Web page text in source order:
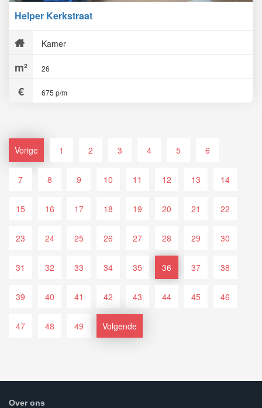
Helper Kerkstraat
Kamer
26
675 p/m
Vorige 1 2 3 4 5 6
7 8 9 10 11 12 13 14
15 16 17 18 19 20 21 22
23 24 25 26 27 28 29 30
31 32 33 34 35 36 37 38
39 40 41 42 43 44 45 46
47 48 49 Volgende
Over ons